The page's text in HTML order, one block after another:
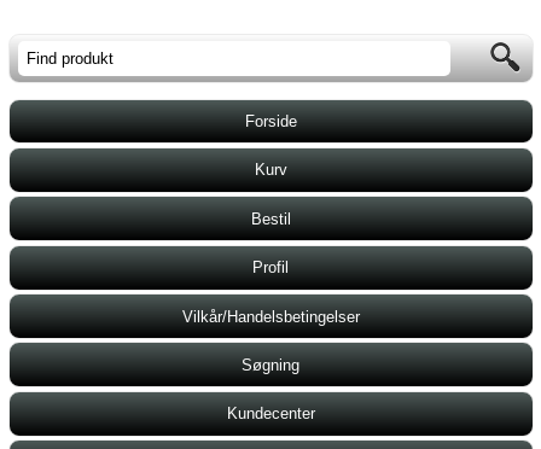
Forside
Kurv
Bestil
Profil
Vilkår/Handelsbetingelser
Søgning
Kundecenter